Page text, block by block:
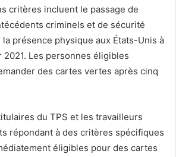
critères incluent le passage de
criminels et de sécurité
présence physique aux États-Unis à
Les personnes éligibles
des cartes vertes après cinq
du TPS et les travailleurs
répondant à des critères spécifiques
éligibles pour des cartes